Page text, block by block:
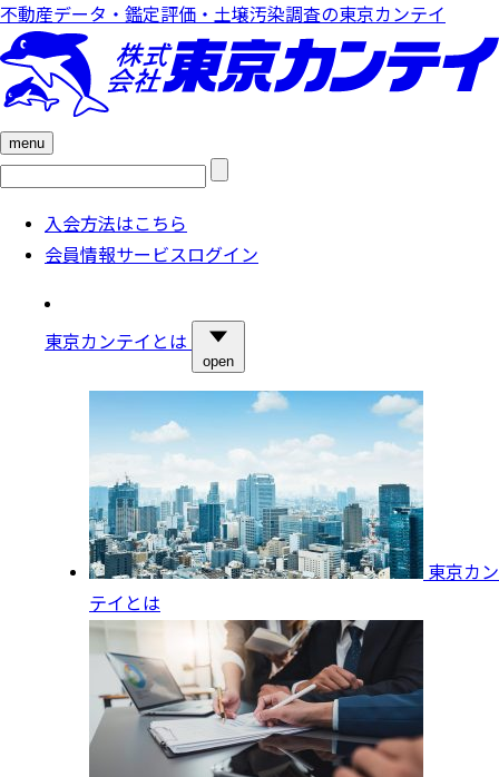
不動産データ・鑑定評価・土壌汚染調査の東京カンテイ
menu
検
入会方法はこちら
会員情報サービスログイン
東京カンテイとは
open
東京カン
テイとは